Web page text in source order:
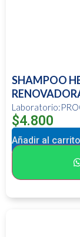
SHAMPOO
$4.800
Añadir al carrito